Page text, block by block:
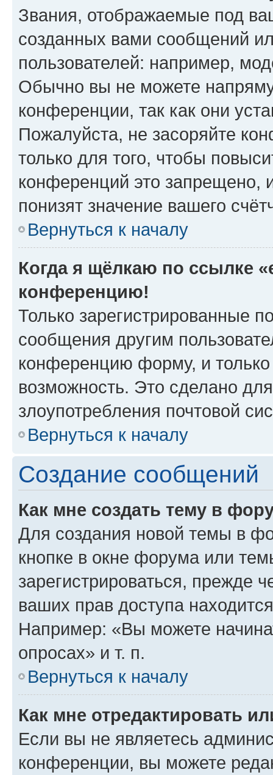
Звания, отображаемые под
созданных вами сообщений
пользователей: например,
Обычно вы не можете
конференции, так как они
Пожалуйста, не засоряйте
только для того, чтобы
конференций это запрещено,
понизят значение вашего
Вернуться к началу
Когда я щёлкаю по ссылке
конференцию!
Только зарегистрированные
сообщения другим
конференцию форму, и
возможность. Это сделано
злоупотребления почтовой
Вернуться к началу
Создание сообщений
Как мне создать тему в
Для создания новой темы в
кнопке в окне форума или
зарегистрироваться, прежде
ваших прав доступа
Например: «Вы можете
опросах» и т. п.
Вернуться к началу
Как мне отредактировать
Если вы не являетесь
конференции, вы можете